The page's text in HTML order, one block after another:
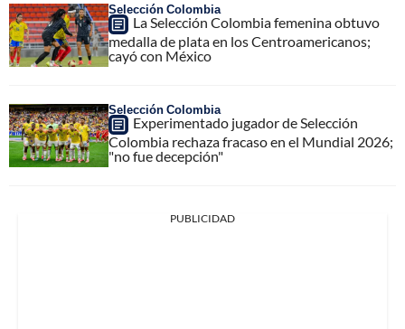
Selección Colombia
La Selección Colombia femenina obtuvo
medalla de plata en los Centroamericanos;
cayó con México
Selección Colombia
Experimentado jugador de Selección
Colombia rechaza fracaso en el Mundial 2026;
"no fue decepción"
PUBLICIDAD